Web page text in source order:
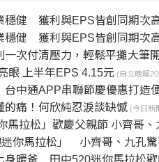
穩健 獲利與EPS皆創同期次
穩健 獲利與EPS皆創同期次
次付清壓力，輕鬆平攤大筆開銷
眼 上半年EPS 4.15元 (自立晚報
中通APP串聯節慶優惠打造
的痛！何欣純忍淚談缺憾 (今日新
馬拉松」歡慶父親節 小齊哥
迷你馬拉松」 小齊哥、九孔